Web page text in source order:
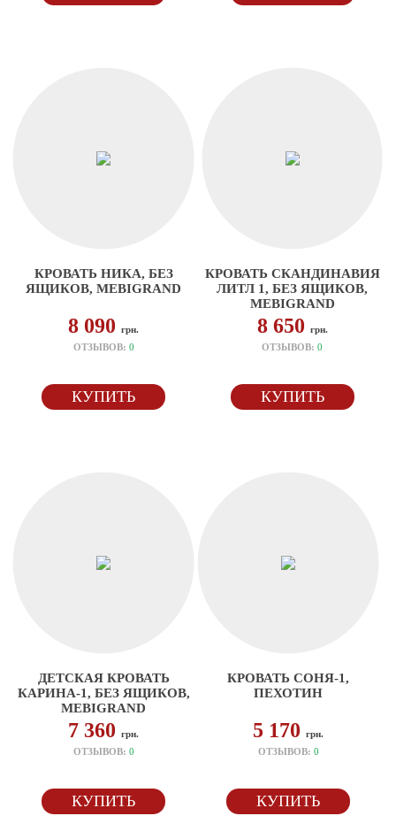
КРОВАТЬ НИКА, БЕЗ
ЯЩИКОВ, MEBIGRAND
8 090грн.
ОТЗЫВОВ: 0
КУПИТЬ
КРОВАТЬ СКАНДИНАВИЯ
ЛИТЛ 1, БЕЗ ЯЩИКОВ,
MEBIGRAND
8 650 грн.
ОТЗЫВОВ:0
КУПИТЬ
ДЕТСКАЯ КРОВАТЬ
КАРИНА-1, БЕЗ ЯЩИКОВ,
MEBIGRAND
7 360грн.
ОТЗЫВОВ: 0
КУПИТЬ
КРОВАТЬ СОНЯ-1,
ПЕХОТИН
5 170грн.
ОТЗЫВОВ: 0
КУПИТЬ